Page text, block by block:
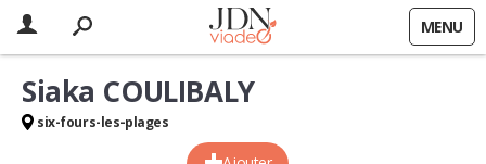
MENU
Siaka COULIBALY
six-fours-les-plages